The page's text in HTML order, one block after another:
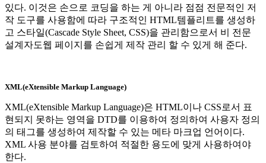
있다. 이것은 손으로 코딩을 하는 게 아니라 점점 전문적인 저
작 도구를 사용함에 따라 구조적인 HTML템플리트를 생성하
고 스타일(Cascade Style Sheet, CSS)을 관리함으로서 비 전문
설계자도웹 페이지를 손쉽게 제작 관리 할 수 있게 해 준다.
XML(eXtensible Markup Language)
XML(eXtensible Markup Language)은 HTML이나 CSS로서 표
현되지 못하는 영역을 DTD를 이용하여 정의하여 사용자 정의
의 태그를 생성하여 제작할 수 있는 메타 마크업 언어이다.
XML 사용 분야를 검토하여 적절한 용도에 맞게 사용하여야
한다.